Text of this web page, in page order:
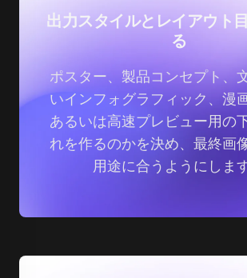
出力スタイルとレイアウト
る
ポスター、製品コンセプト、
いインフォグラフィック、漫
あるいは高速プレビュー用の
れを作るのかを決め、最終画
用途に合うようにします